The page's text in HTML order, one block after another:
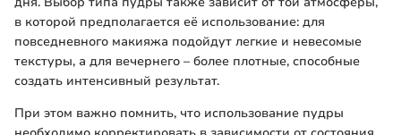
в которой предполагается её использование: для
повседневного макияжа подойдут легкие и невесомые
текстуры, а для вечернего – более плотные, способные
создать интенсивный результат.
При этом важно помнить, что использование пудры